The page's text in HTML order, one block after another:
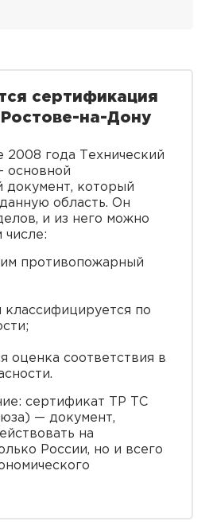
сертификация
на-Дону
2008 года Технический
основной
документ, который
область. Он
и из него можно
числе:
противопожарный
классифицируется по
оценка соответствия в
сертификат ТР ТС
— документ,
на
России, но и всего